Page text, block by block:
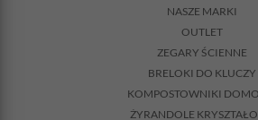
NASZE MARKI
OUTLET
ZEGARY ŚCIENNE
BRELOKI DO KLUCZY
KOMPOSTOWNIKI
ŻYRANDOLE